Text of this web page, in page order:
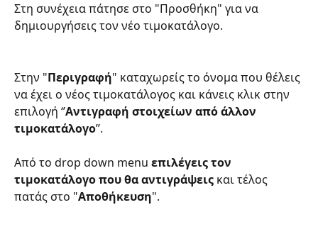
Στη συνέχεια πάτησε στο "Προσθήκη" για να
δημιουργήσεις τον νέο τιμοκατάλογο.
Στην "Περιγραφή" καταχωρείς το όνομα που θέλεις
να έχει ο νέος τιμοκατάλογος και κάνεις κλικ στην
επιλογή ‘’Αντιγραφή στοιχείων από άλλον
τιμοκατάλογο’’.
Από το drop down menu επιλέγεις τον
τιμοκατάλογο που θα αντιγράψεις και τέλος
πατάς στο "Αποθήκευση".